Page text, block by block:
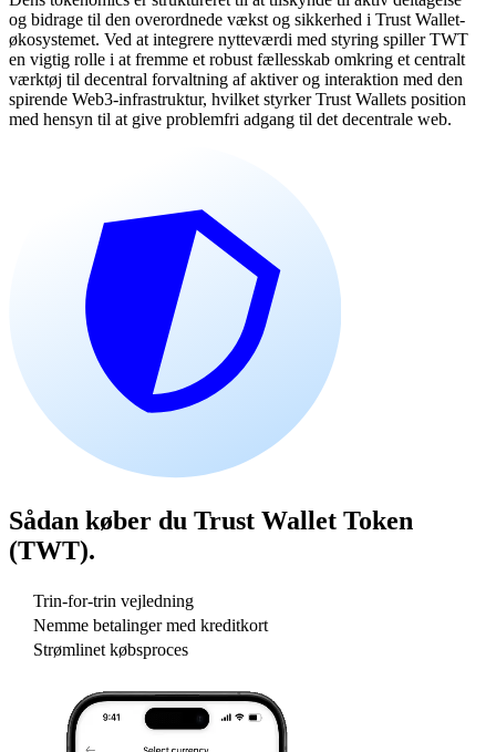
og bidrage til den overordnede vækst og sikkerhed i Trust Wallet-
økosystemet. Ved at integrere nytteværdi med styring spiller TWT
en vigtig rolle i at fremme et robust fællesskab omkring et centralt
værktøj til decentral forvaltning af aktiver og interaktion med den
spirende Web3-infrastruktur, hvilket styrker Trust Wallets position
med hensyn til at give problemfri adgang til det decentrale web.
Sådan køber du Trust Wallet Token
(TWT).
Trin-for-trin vejledning
Nemme betalinger med kreditkort
Strømlinet købsproces